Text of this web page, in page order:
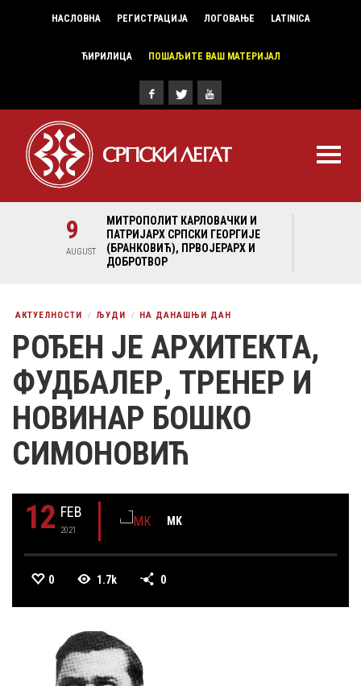
НАСЛОВНА РЕГИСТРАЦИЈА ЛОГОВАЊЕ LATINICA
ЋИРИЛИЦА ПОШАЉИТЕ ВАШ МАТЕРИЈАЛ
9
AUGUST
МИТРОПОЛИТ КАРЛОВАЧКИ И
ПАТРИЈАРХ СРПСКИ ГЕОРГИЈЕ
(БРАНКОВИЋ), ПРВОЈЕРАРХ И
ДОБРОТВОР
АКТУЕЛНОСТИ ЉУДИ НА ДАНАШЊИ ДАН
РОЂЕН ЈЕ АРХИТЕКТА,
ФУДБАЛЕР, ТРЕНЕР И
НОВИНАР БОШКО
СИМОНОВИЋ
12 FEB
2021
MK
0 1.7k 0